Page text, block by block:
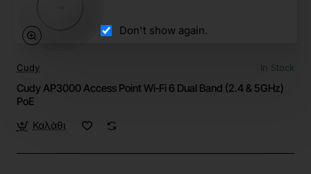
Don't show again.
Cudy In Stock
Cudy AP3000 Access Point Wi‑Fi 6 Dual Band (2.4 & 5GHz)
PoE
Καλάθι